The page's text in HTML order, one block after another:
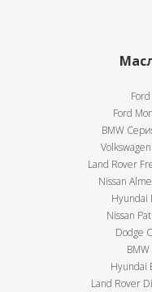
Ford
BMW
Land Rover
Nissan
Hyundai
Nissan
Dodge
Hyundai
Land Rover